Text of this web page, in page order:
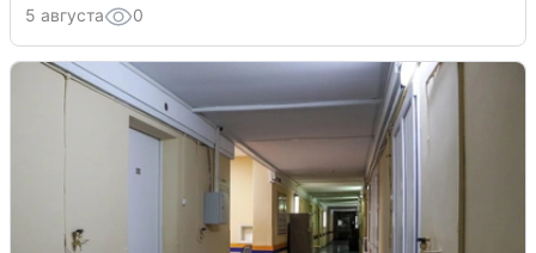
5 августа 0